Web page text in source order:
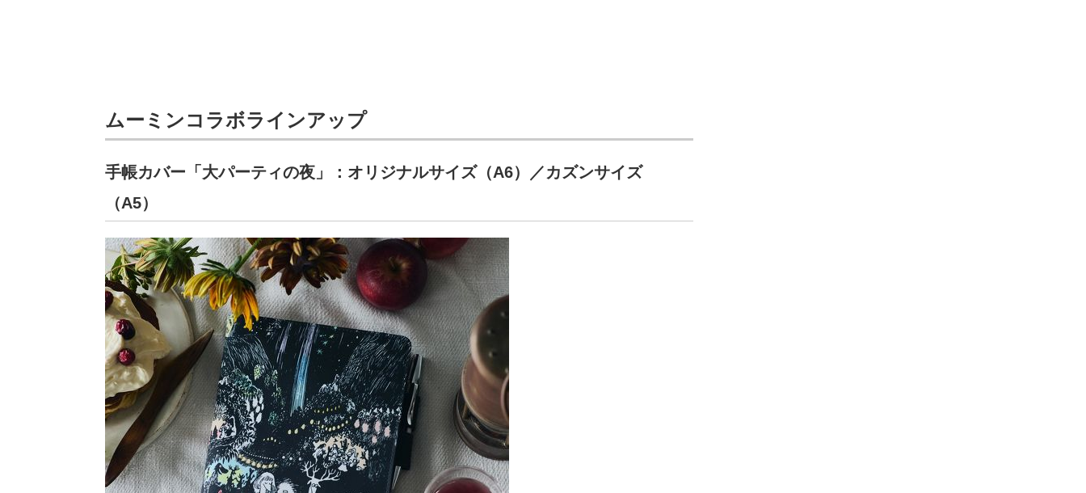
ムーミンコラボラインアップ
手帳カバー「大パーティの夜」：オリジナルサイズ（A6）／カズンサイズ
（A5）